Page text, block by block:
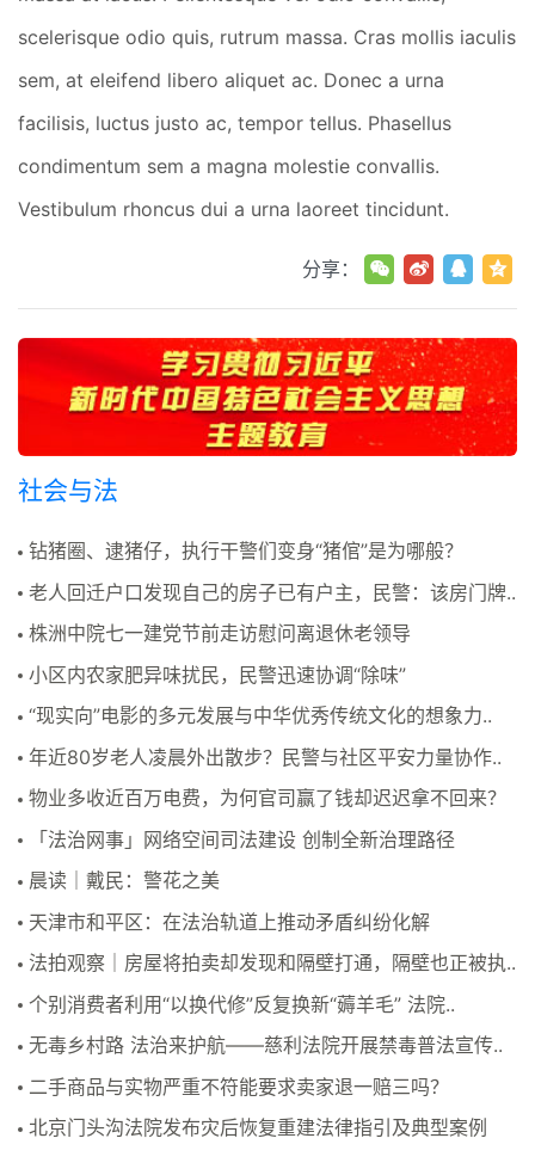
scelerisque odio quis, rutrum massa. Cras mollis iaculis
sem, at eleifend libero aliquet ac. Donec a urna
facilisis, luctus justo ac, tempor tellus. Phasellus
condimentum sem a magna molestie convallis.
Vestibulum rhoncus dui a urna laoreet tincidunt.
分享：
社会与法
钻猪圈、逮猪仔，执行干警们变身“猪倌”是为哪般？
老人回迁户口发现自己的房子已有户主，民警：该房门牌..
株洲中院七一建党节前走访慰问离退休老领导
小区内农家肥异味扰民，民警迅速协调“除味”
“现实向”电影的多元发展与中华优秀传统文化的想象力..
年近80岁老人凌晨外出散步？民警与社区平安力量协作..
物业多收近百万电费，为何官司赢了钱却迟迟拿不回来？
「法治网事」网络空间司法建设 创制全新治理路径
晨读｜戴民：警花之美
天津市和平区：在法治轨道上推动矛盾纠纷化解
法拍观察｜房屋将拍卖却发现和隔壁打通，隔壁也正被执..
个别消费者利用“以换代修”反复换新“薅羊毛” 法院..
无毒乡村路 法治来护航——慈利法院开展禁毒普法宣传..
二手商品与实物严重不符能要求卖家退一赔三吗？
北京门头沟法院发布灾后恢复重建法律指引及典型案例